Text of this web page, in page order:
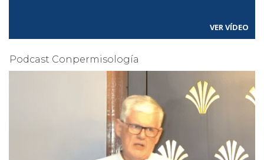
VER VÍDEO
Podcast Conpermisología